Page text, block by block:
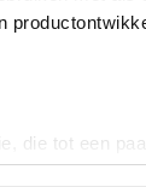
die tot een
op specifieke